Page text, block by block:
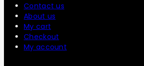
Contact us
About us
My cart
Checkout
My account